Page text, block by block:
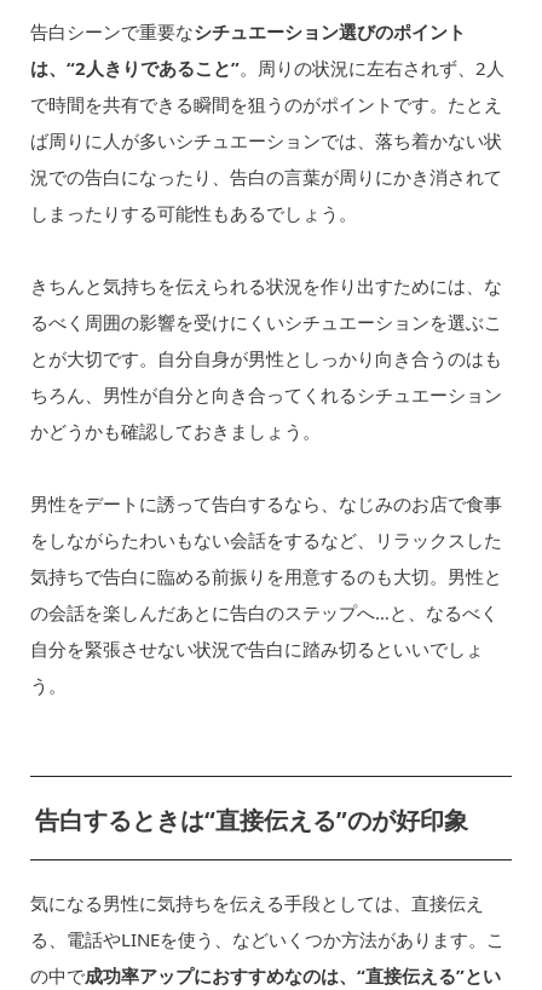
告白シーンで重要なシチュエーション選びのポイント
は、“2人きりであること”。周りの状況に左右されず、2人
で時間を共有できる瞬間を狙うのがポイントです。たとえ
ば周りに人が多いシチュエーションでは、落ち着かない状
況での告白になったり、告白の言葉が周りにかき消されて
しまったりする可能性もあるでしょう。
きちんと気持ちを伝えられる状況を作り出すためには、な
るべく周囲の影響を受けにくいシチュエーションを選ぶこ
とが大切です。自分自身が男性としっかり向き合うのはも
ちろん、男性が自分と向き合ってくれるシチュエーション
かどうかも確認しておきましょう。
男性をデートに誘って告白するなら、なじみのお店で食事
をしながらたわいもない会話をするなど、リラックスした
気持ちで告白に臨める前振りを用意するのも大切。男性と
の会話を楽しんだあとに告白のステップへ…と、なるべく
自分を緊張させない状況で告白に踏み切るといいでしょ
う。
告白するときは“直接伝える”のが好印象
気になる男性に気持ちを伝える手段としては、直接伝え
る、電話やLINEを使う、などいくつか方法があります。こ
の中で成功率アップにおすすめなのは、“直接伝える”とい